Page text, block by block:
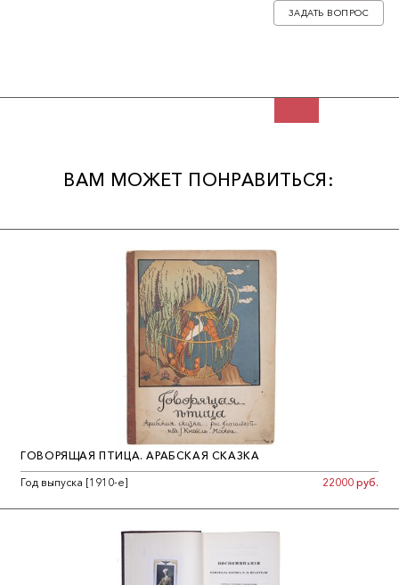
Получил широкую известность как теоретик монархизма и
ЗАДАТЬ ВОПРОС
ВАМ МОЖЕТ ПОНРАВИТЬСЯ:
ГОВОРЯЩАЯ ПТИЦА. АРАБСКАЯ СКАЗКА
Год выпуска [1910-е]
22000 руб.